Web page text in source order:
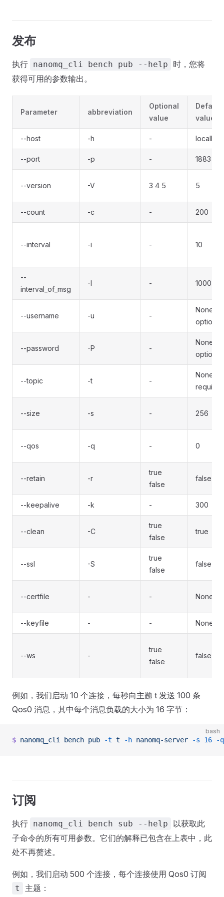
发布
执行 nanomq_cli bench pub --help
时，您将
获得可用的参数输出。
Parameter abbreviation
Optional
value
Default
value
--host -h -
--port -p - 1883
--version -V 3 4 5 5
--count -c - 200
--interval -i - 10
--
interval_of_msg
-I - 1000
--username -u -
None;
optional
--password -P -
None;
optional
--topic -t -
None;
required
--size -s - 256
--qos -q - 0
--retain -r
true
false
false
--keepalive -k - 300
--clean -C
true
false
true
--ssl -S
true
false
false
--certfile - - None
--keyfile - - None
--ws -
true
false
false
例如，我们启动 10 个连接，每秒向主题 t 发送 100 条
Qos0 消息，其中每个消息负载的大小为 16 字节：
bash
$ nanomq_cli bench pub -t t -h nanomq-server -s 16 -q
订阅
执行 nanomq_cli bench sub --help
以获取此
子命令的所有可用参数。它们的解释已包含在上表中，此
处不再赘述。
例如，我们启动 500 个连接，每个连接使用 Qos0 订阅
t 主题：